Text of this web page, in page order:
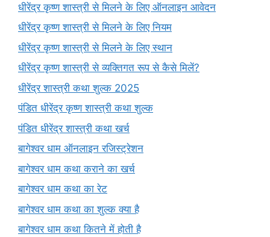
धीरेंद्र कृष्ण शास्त्री से मिलने के लिए ऑनलाइन आवेदन
धीरेंद्र कृष्ण शास्त्री से मिलने के लिए नियम
धीरेंद्र कृष्ण शास्त्री से मिलने के लिए स्थान
धीरेंद्र कृष्ण शास्त्री से व्यक्तिगत रूप से कैसे मिलें?
धीरेंद्र शास्त्री कथा शुल्क 2025
पंडित धीरेंद्र कृष्ण शास्त्री कथा शुल्क
पंडित धीरेंद्र शास्त्री कथा खर्च
बागेश्वर धाम ऑनलाइन रजिस्ट्रेशन
बागेश्वर धाम कथा कराने का खर्च
बागेश्वर धाम कथा का रेट
बागेश्वर धाम कथा का शुल्क क्या है
बागेश्वर धाम कथा कितने में होती है